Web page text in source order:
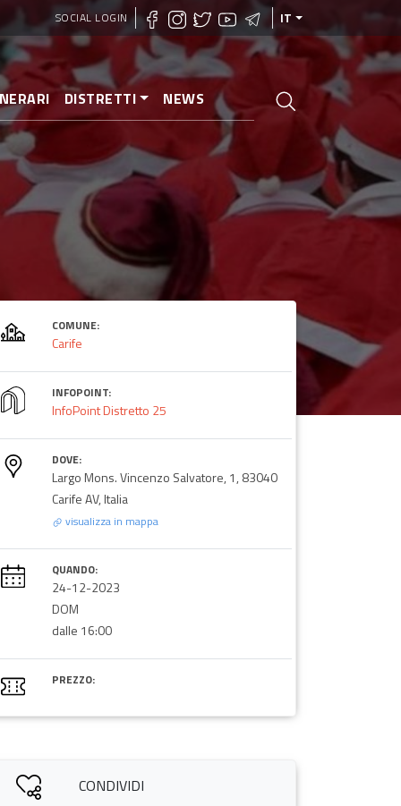
SOCIAL LOGIN IT
DISTRETTI NEWS
COMUNE:
Carife
INFOPOINT:
InfoPoint Distretto 25
DOVE:
Largo Mons. Vincenzo Salvatore, 1, 83040
Carife AV, Italia
visualizza in mappa
QUANDO:
24-12-2023
DOM
dalle 16:00
PREZZO:
CONDIVIDI